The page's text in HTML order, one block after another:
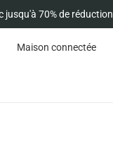
jusqu'à 70% de réduction
Maison connectée